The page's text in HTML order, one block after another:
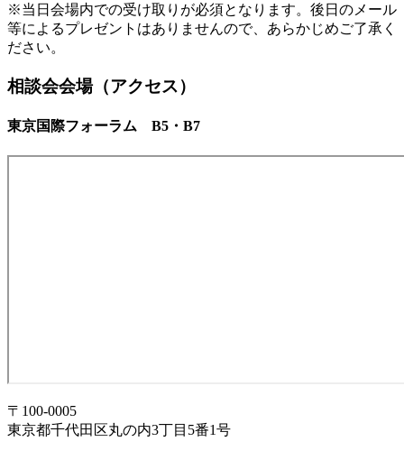
※当日会場内での受け取りが必須となります。後日のメール
等によるプレゼントはありませんので、あらかじめご了承く
ださい。
相談会会場（アクセス）
東京国際フォーラム B5・B7
〒100-0005
東京都千代田区丸の内3丁目5番1号